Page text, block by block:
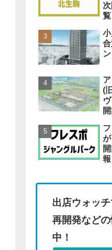
(
報
出店ウォッ
再開発など
中！